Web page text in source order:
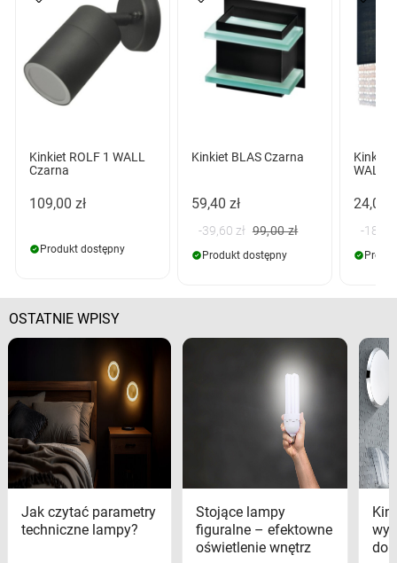
Kinkiet ROLF 1 WALL
Czarna
109,00 zł
Produkt dostępny
Kinkiet BLAS Czarna
59,40 zł
-39,60 zł 99,00 zł
Produkt dostępny
Kinkiet
WALL
24,00
-
OSTATNIE WPISY
Jak czytać parametry
techniczne lampy?
Stojące lampy
figuralne – efektowne
oświetlenie wnętrz